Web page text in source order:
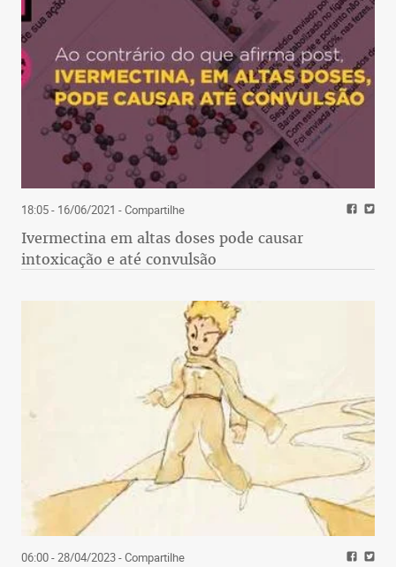
18:05 - 16/06/2021 - Compartilhe
Ivermectina em altas doses pode causar
intoxicação e até convulsão
06:00 - 28/04/2023- Compartilhe